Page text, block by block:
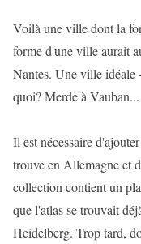
Voilà une ville dont la
forme d'une ville aurait
Nantes. Une ville idéale
quoi? Merde à
Il est nécessaire
trouve en Allemagne et
collection contient un
que l'atlas se trouvait
Heidelberg. Trop tard,